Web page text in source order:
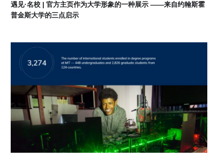
遇见·名校 | 官方主页作为大学形象的一种展示 ——来自约翰斯霍
普金斯大学的三点启示
2026-08